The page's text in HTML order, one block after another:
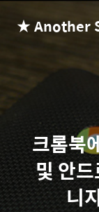
★ Another
크롬북
및 안
니